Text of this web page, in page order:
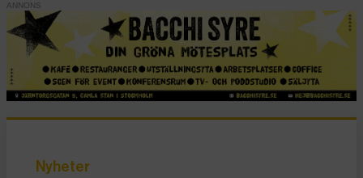
ANNONS
Nyheter